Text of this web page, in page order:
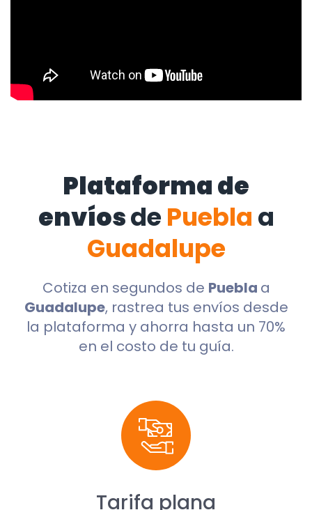
Plataforma de
envíosde Puebla a
Guadalupe
Cotiza en segundos de Puebla a
Guadalupe, rastrea tus envíos desde
la plataforma y ahorra hasta un 70%
en el costo de tu guía.
Tarifa plana